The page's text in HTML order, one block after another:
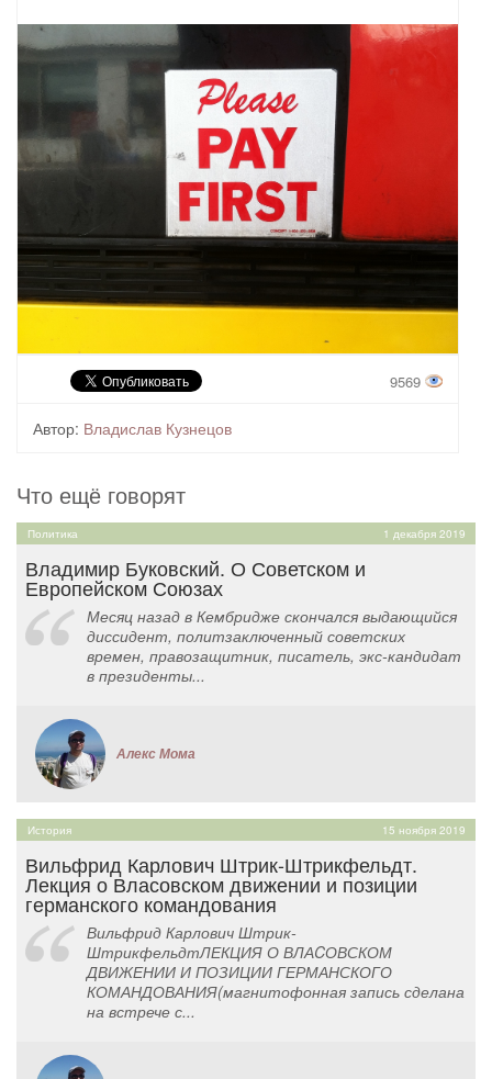
9569
Автор: Владислав Кузнецов
Что ещё говорят
Политика 1 декабря 2019
Владимир Буковский. О Советском и
Европейском Союзах
Месяц назад в Кембридже скончался выдающийся
диссидент, политзаключенный советских
времен, правозащитник, писатель, экс-кандидат
в президенты...
Алекс Мома
История 15 ноября 2019
Вильфрид Карлович Штрик-Штрикфельдт.
Лекция о Власовском движении и позиции
германского командования
Вильфрид Карлович Штрик-
ШтрикфельдтЛЕКЦИЯ О ВЛАCОВСКОМ
ДВИЖЕНИИ И ПОЗИЦИИ ГЕРМАНСКОГО
КОМАНДОВАНИЯ(магнитофонная запись сделана
на встрече с...